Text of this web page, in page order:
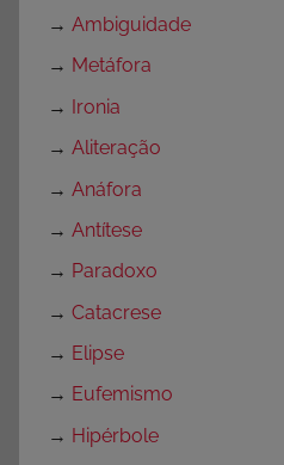
→ Ambiguidade
→ Metáfora
→ Ironia
→ Aliteração
→ Anáfora
→ Antítese
→ Paradoxo
→ Catacrese
→ Elipse
→ Eufemismo
→ Hipérbole